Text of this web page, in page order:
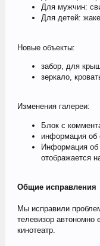
Для мужчин:
Для детей:
Новые объекты:
забор, для
зеркало,
Изменения галереи:
Блок с
информация об
Информация об
отображается
Общие исправления
Мы исправили
телевизор автономно
кинотеатр.